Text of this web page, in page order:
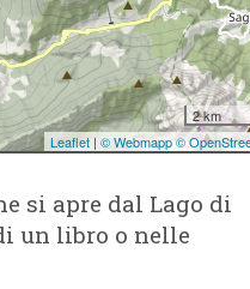
si apre dal Lago di
un libro o nelle